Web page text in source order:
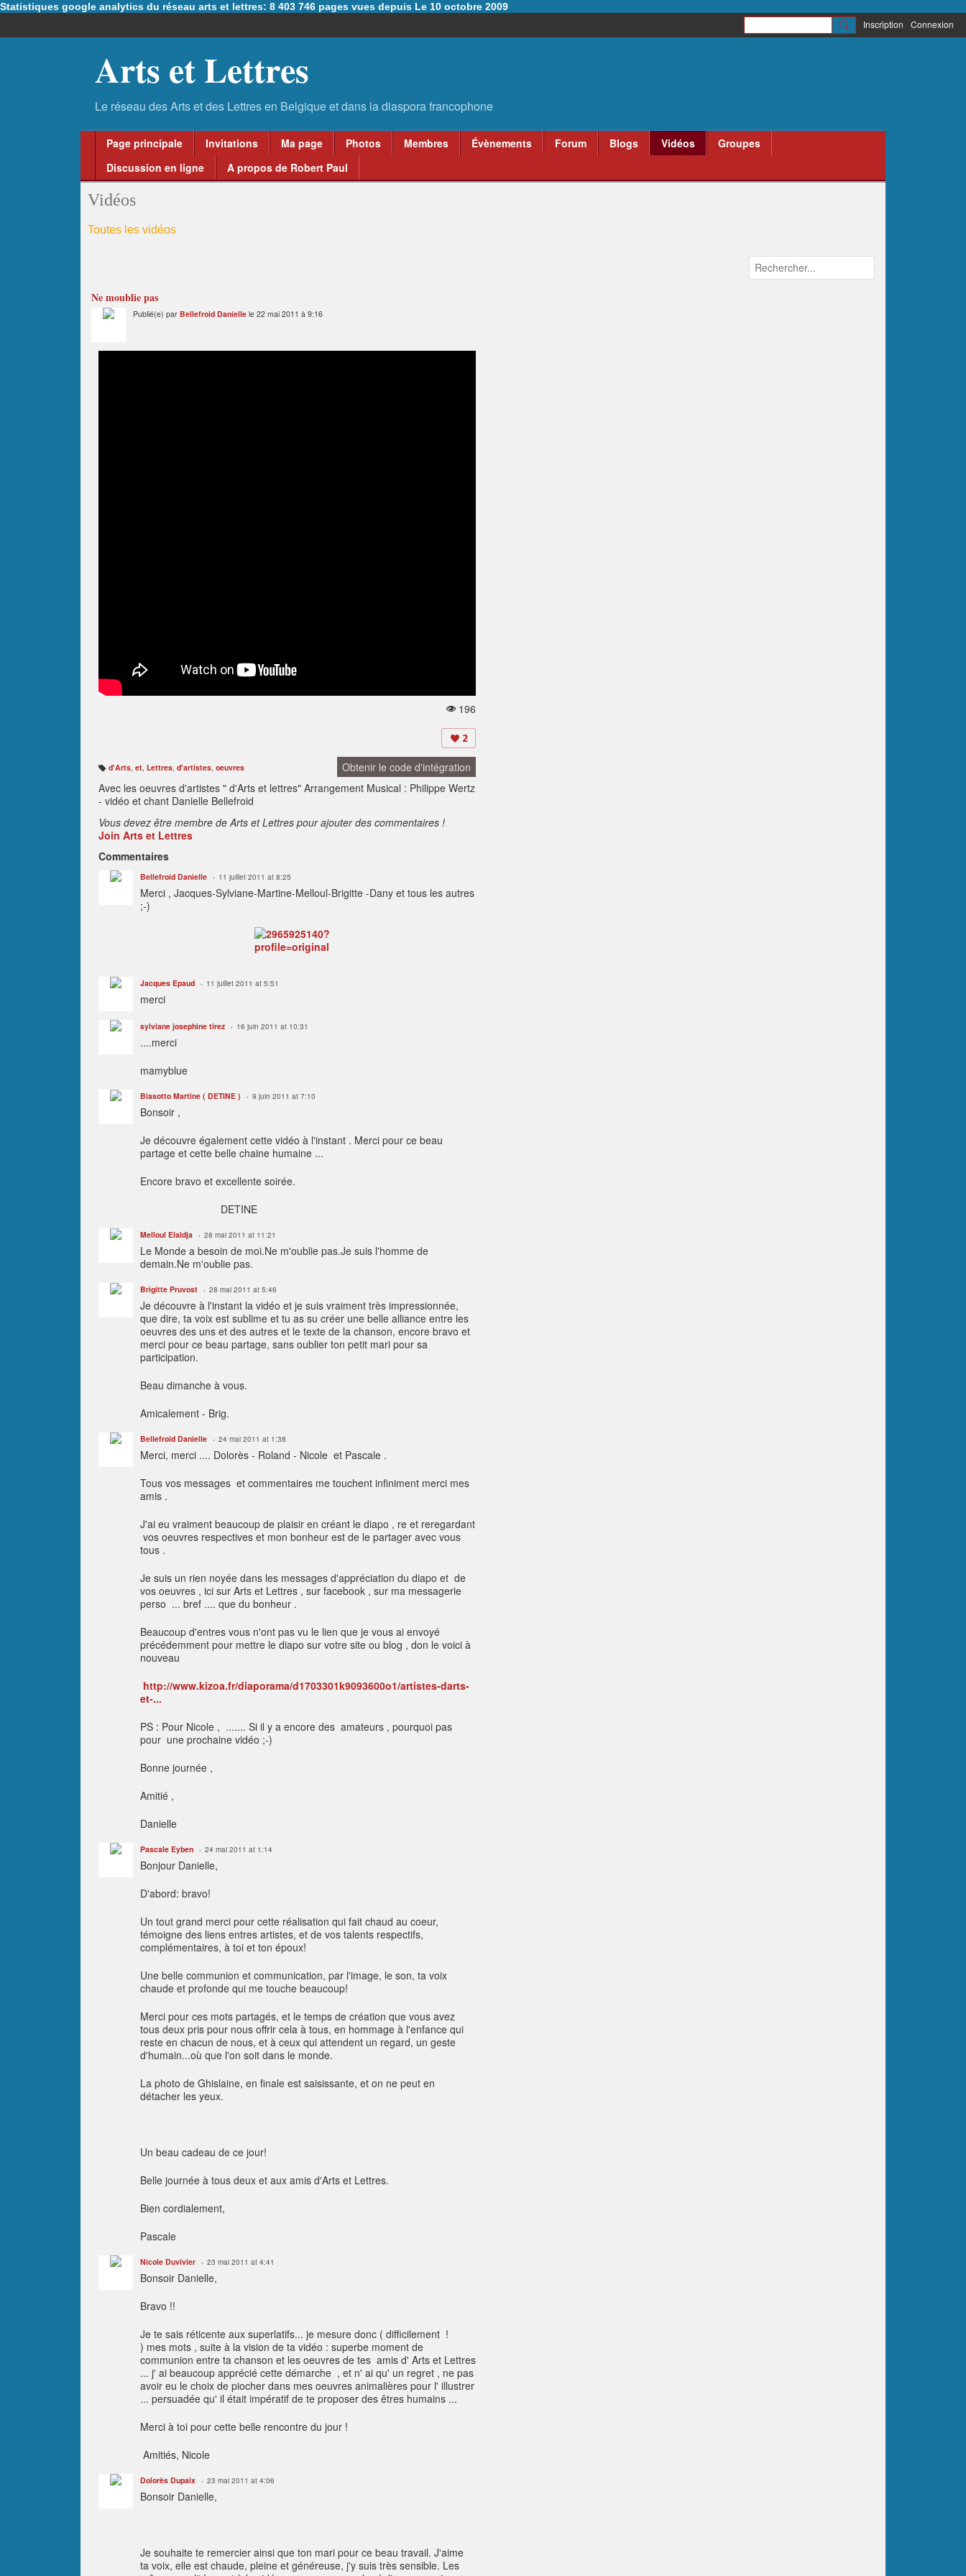
Statistiques google analytics du réseau arts et lettres: 8 403 746 pages vues depuis Le 10 octobre 2009
Inscription Connexion
Arts et Lettres
Page principale Invitations Ma page Photos Membres Évènements Forum Blogs Vidéos
Groupes
Discussion en ligne
A propos de Robert Paul
Vidéos
Toutes les vidéos
Ne moublie pas
Publié(e) par Bellefroid Danielle le 22 mai 2011 à 9:16
u
e
s:
196
2
Obtenir le code d'intégration
B
ali
s
s
d'Arts, et, Lettres, d'artistes, oeuvres
Avec les oeuvres d'artistes " d'Arts et lettres" Arrangement Musical : Philippe Wertz
- vidéo et chant Danielle Bellefroid
Vous devez être membre de Arts et Lettres pour ajouter des commentaires !
Join Arts et Lettres
Commentaires
Bellefroid Danielle 11 juillet 2011 at 8:25
Merci , Jacques-Sylviane-Martine-Melloul-Brigitte -Dany et tous les autres
;-)
Jacques Epaud 11 juillet 2011 at 5:51
merci
sylviane josephine tirez 16 juin 2011 at 10:31
....merci
mamyblue
Biasotto Martine ( DETINE ) 9 juin 2011 at 7:10
Bonsoir ,
Je découvre également cette vidéo à l'instant . Merci pour ce beau
partage et cette belle chaine humaine ...
Encore bravo et excellente soirée.
DETINE
Melloul Elaldja 28 mai 2011 at 11:21
Le Monde a besoin de moi.Ne m'oublie pas.Je suis l'homme de
demain.Ne m'oublie pas.
Brigitte Pruvost 28 mai 2011 at 5:46
Je découvre à l'instant la vidéo et je suis vraiment très impressionnée,
que dire, ta voix est sublime et tu as su créer une belle alliance entre les
oeuvres des uns et des autres et le texte de la chanson, encore bravo et
merci pour ce beau partage, sans oublier ton petit mari pour sa
participation.
Beau dimanche à vous.
Amicalement - Brig.
Bellefroid Danielle 24 mai 2011 at 1:38
Merci, merci .... Dolorès - Roland - Nicole et Pascale .
Tous vos messages et commentaires me touchent infiniment merci mes
amis .
J'ai eu vraiment beaucoup de plaisir en créant le diapo , re et reregardant
vos oeuvres respectives et mon bonheur est de le partager avec vous
tous .
Je suis un rien noyée dans les messages d'appréciation du diapo et de
vos oeuvres , ici sur Arts et Lettres , sur facebook , sur ma messagerie
perso ... bref .... que du bonheur .
Beaucoup d'entres vous n'ont pas vu le lien que je vous ai envoyé
précédemment pour mettre le diapo sur votre site ou blog , don le voici à
nouveau
http://www.kizoa.fr/diaporama/d1703301k9093600o1/artistes-darts-
et-...
PS : Pour Nicole , ....... Si il y a encore des amateurs , pourquoi pas
pour une prochaine vidéo ;-)
Bonne journée ,
Amitié ,
Danielle
Pascale Eyben 24 mai 2011 at 1:14
Bonjour Danielle,
D'abord: bravo!
Un tout grand merci pour cette réalisation qui fait chaud au coeur,
témoigne des liens entres artistes, et de vos talents respectifs,
complémentaires, à toi et ton époux!
Une belle communion et communication, par l'image, le son, ta voix
chaude et profonde qui me touche beaucoup!
Merci pour ces mots partagés, et le temps de création que vous avez
tous deux pris pour nous offrir cela à tous, en hommage à l'enfance qui
reste en chacun de nous, et à ceux qui attendent un regard, un geste
d'humain...où que l'on soit dans le monde.
La photo de Ghislaine, en finale est saisissante, et on ne peut en
détacher les yeux.
Un beau cadeau de ce jour!
Belle journée à tous deux et aux amis d'Arts et Lettres.
Bien cordialement,
Pascale
Nicole Duvivier 23 mai 2011 at 4:41
Bonsoir Danielle,
Bravo !!
Je te sais réticente aux superlatifs... je mesure donc ( difficilement !
) mes mots , suite à la vision de ta vidéo : superbe moment de
communion entre ta chanson et les oeuvres de tes amis d' Arts et Lettres
... j' ai beaucoup apprécié cette démarche , et n' ai qu' un regret , ne pas
avoir eu le choix de piocher dans mes oeuvres animalières pour l' illustrer
... persuadée qu' il était impératif de te proposer des êtres humains ...
Merci à toi pour cette belle rencontre du jour !
Amitiés, Nicole
Dolorès Dupaix 23 mai 2011 at 4:06
Bonsoir Danielle,
Je souhaite te remercier ainsi que ton mari pour ce beau travail. J'aime
ta voix, elle est chaude, pleine et généreuse, j'y suis très sensible. Les